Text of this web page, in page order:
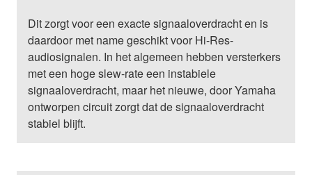
Dit zorgt voor een exacte signaaloverdracht en is
daardoor met name geschikt voor Hi-Res-
audiosignalen. In het algemeen hebben versterkers
met een hoge slew-rate een instabiele
signaaloverdracht, maar het nieuwe, door Yamaha
ontworpen circuit zorgt dat de signaaloverdracht
stabiel blijft.